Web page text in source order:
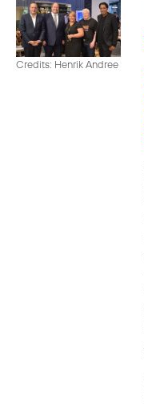
Credits: Henrik Andree